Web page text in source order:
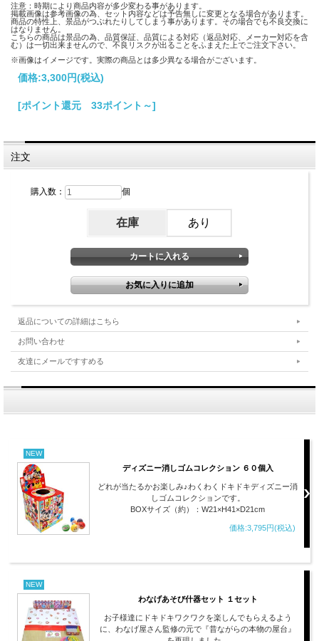
注意：時期により商品内容が多少変わる事があります。
掲載画像は参考画像の為、セット内容などは予告無しに変更となる場合があります。
商品の特性上、景品がつぶれたりしてしまう事があります。その場合でも不良交換に
はなりません。
こちらの商品は景品の為、品質保証、品質による対応（返品対応、メーカー対応を含
む）は一切出来ませんので、不良リスクが出ることをふまえた上でご注文下さい。
※画像はイメージです。実際の商品とは多少異なる場合がございます。
価格:3,300円(税込)
[ポイント還元 33ポイント～]
注文
購入数： 個
在庫 あり
返品についての詳細はこちら
お問い合わせ
友達にメールですすめる
NEW
ディズニー消しゴムコレクション ６０個入
どれが当たるかお楽しみ♪わくわくドキドキディズニー消
しゴムコレクションです。
BOXサイズ（約）：W21×H41×D21cm
価格:3,795円(税込)
NEW
わなげあそび什器セット １セット
お子様達にドキドキワクワクを楽しんでもらえるよう
に、わなげ屋さん監修の元で『昔ながらの本物の屋台』